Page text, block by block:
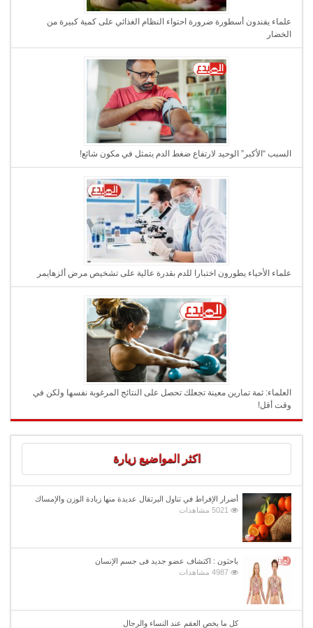
علماء يفندون أسطورة ضرورة احتواء النظام الغذائي على كمية كبيرة من
الخضار
السبب “الأكبر” الوحيد لارتفاع ضغط الدم يتمثل في مكون شائع!
علماء الأحياء يطورون اختبارا للدم بقدرة عالية على تشخيص مرض ألزهايمر
العلماء: ثمة تمارين معينة تجعلك تحصل على النتائج المرغوبة نفسها ولكن في
وقت أقل!
اكثر المواضيع زيارة
أضرار الإفراط في تناول البرتقال عديدة منها زيادة الوزن والإمساك
5021 مشاهدات
باحثون : اكتشاف عضو جديد فى جسم الإنسان
4987 مشاهدات
كل ما يخص العقم عند النساء والرجال